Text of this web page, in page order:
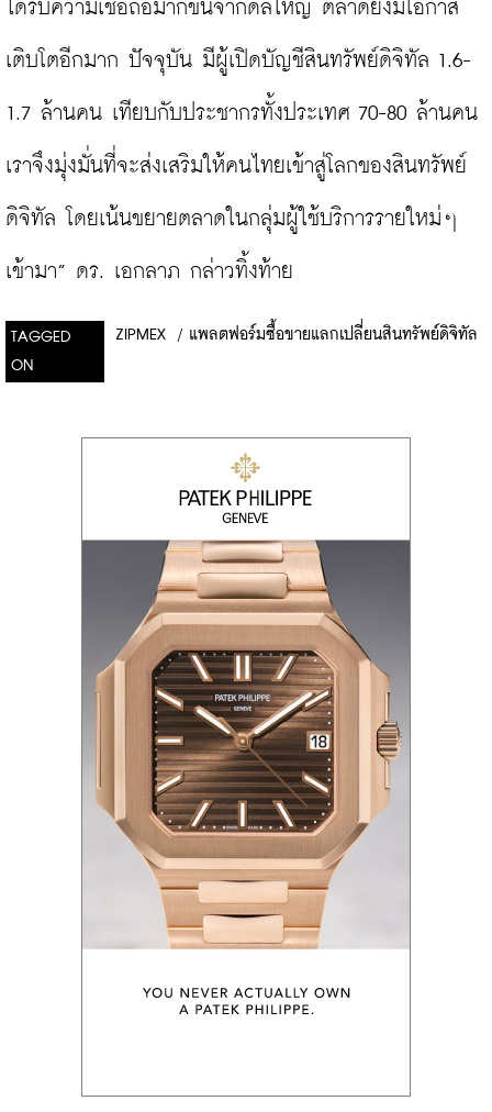
ได้รับความเชื่อถือมากขึ้นจากดีลใหญ่ ตลาดยังมีโอกาส
เติบโตอีกมาก ปัจจุบัน มีผู้เปิดบัญชีสินทรัพย์ดิจิทัล 1.6-
1.7 ล้านคน เทียบกับประชากรทั้งประเทศ 70-80 ล้านคน
เราจึงมุ่งมั่นที่จะส่งเสริมให้คนไทยเข้าสู่โลกของสินทรัพย์
ดิจิทัล โดยเน้นขยายตลาดในกลุ่มผู้ใช้บริการรายใหม่ๆ
เข้ามา” ดร. เอกลาภ กล่าวทิ้งท้าย
TAGGED
ON
ZIPMEX / แพลตฟอร์มซื้อขายแลกเปลี่ยนสินทรัพย์ดิจิทัล